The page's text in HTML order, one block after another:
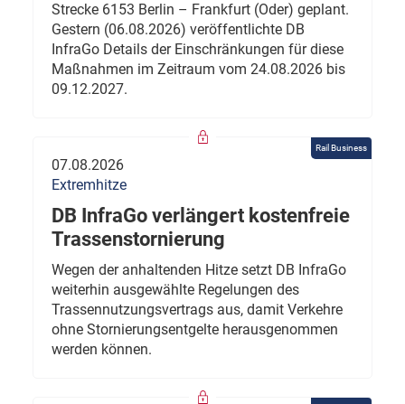
Strecke 6153 Berlin – Frankfurt (Oder) geplant.
Gestern (06.08.2026) veröffentlichte DB
InfraGo Details der Einschränkungen für diese
Maßnahmen im Zeitraum vom 24.08.2026 bis
09.12.2027.
Rail Business
07.08.2026
Extremhitze
DB InfraGo verlängert kostenfreie
Trassenstornierung
Wegen der anhaltenden Hitze setzt DB InfraGo
weiterhin ausgewählte Regelungen des
Trassennutzungsvertrags aus, damit Verkehre
ohne Stornierungsentgelte herausgenommen
werden können.